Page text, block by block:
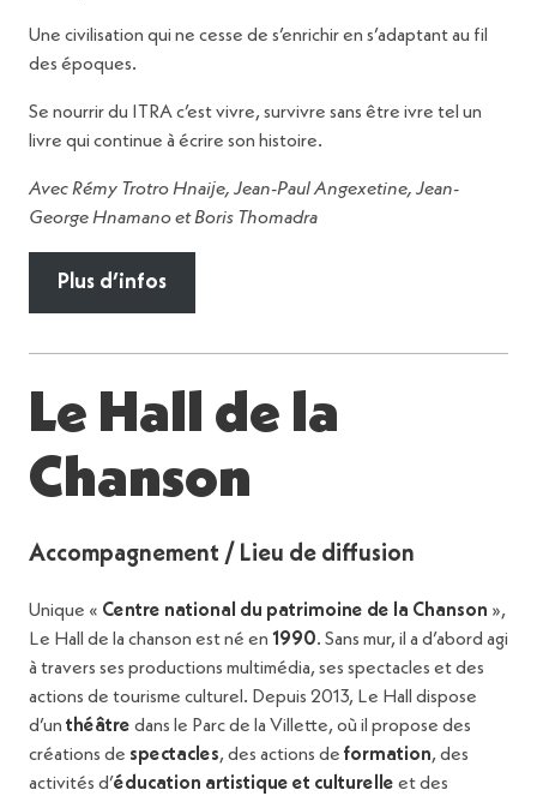
Une civilisation qui ne cesse de s’enrichir en s’adaptant au fil
des époques.
Se nourrir du ITRA c’est vivre, survivre sans être ivre tel un
livre qui continue à écrire son histoire.
Avec Rémy Trotro Hnaije, Jean-Paul Angexetine, Jean-
George Hnamano et Boris Thomadra
Plus d’infos
Le Hall de la
Chanson
Accompagnement / Lieu de diffusion
Unique « Centre national du patrimoine de la Chanson »,
Le Hall de la chanson est né en 1990. Sans mur, il a d’abord agi
à travers ses productions multimédia, ses spectacles et des
actions de tourisme culturel. Depuis 2013, Le Hall dispose
d’un théâtre dans le Parc de la Villette, où il propose des
créations de spectacles, des actions de formation, des
activités d’éducation artistique et culturelle et des